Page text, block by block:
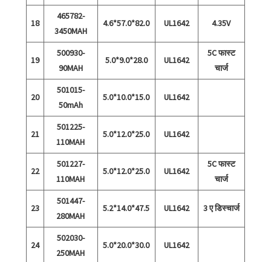
18
465782-
3450MAH
4.6*57.0*82.0 UL1642 4.35V
19
500930-
90MAH
5.0*9.0*28.0 UL1642
5C फास्ट
चार्ज
20
501015-
50mAh
5.0*10.0*15.0 UL1642
21
501225-
110MAH
5.0*12.0*25.0 UL1642
22
501227-
110MAH
5.0*12.0*25.0 UL1642
5C फास्ट
चार्ज
23
501447-
280MAH
5.2*14.0*47.5 UL1642 3 ए डिस्चार्ज
24
502030-
250MAH
5.0*20.0*30.0 UL1642